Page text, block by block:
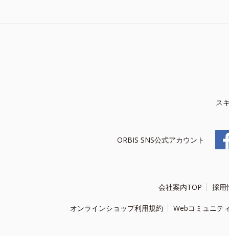
ス
ORBIS SNS公式アカウント
会社案内TOP 採用
オンラインショップ利用規約 Webコミュニテ